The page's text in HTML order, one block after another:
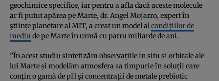
geochimice specifice, iar pentru a afla dacă aceste molecule
ar fi putut apărea pe Marte, dr. Angel Mojarro, expert în
ştiinţe planetare al MIT, a creat un model alcondiţiilor de
mediu de pe Marte în urmă cu patru miliarde de ani.
”În acest studiu sintetizăm observaţiile in situ şi orbitale ale
lui Marte şi modelăm atmosfera sa timpurie în soluţii care
conţin o gamă de pH şi concentraţii de metale prebiotic